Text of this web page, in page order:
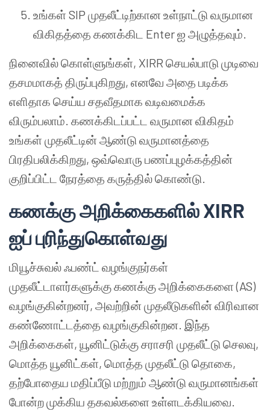
உங்கள் SIP முதலீட்டிற்கான உள்நாட்டு வருமான
விகிதத்தை கணக்கிட Enter ஐ அழுத்தவும்.
நினைவில் கொள்ளுங்கள், XIRR செயல்பாடு முடிவை
தசமமாகத் திருப்புகிறது, எனவே அதை படிக்க
எளிதாக செய்ய சதவீதமாக வடிவமைக்க
விரும்பலாம். கணக்கிடப்பட்ட வருமான விகிதம்
உங்கள் முதலீட்டின் ஆண்டு வருமானத்தை
பிரதிபலிக்கிறது, ஒவ்வொரு பணப்புழக்கத்தின்
குறிப்பிட்ட நேரத்தை கருத்தில் கொண்டு.
கணக்கு அறிக்கைகளில் XIRR
ஐப் புரிந்துகொள்வது
மியூச்சுவல் ஃபண்ட் வழங்குநர்கள்
முதலீட்டாளர்களுக்கு கணக்கு அறிக்கைகளை (AS)
வழங்குகின்றனர், அவற்றின் முதலீடுகளின் விரிவான
கண்ணோட்டத்தை வழங்குகின்றன. இந்த
அறிக்கைகள், யூனிட்டுக்கு சராசரி முதலீட்டு செலவு,
மொத்த யூனிட்கள், மொத்த முதலீட்டு தொகை,
தற்போதைய மதிப்பீடு மற்றும் ஆண்டு வருமானங்கள்
போன்ற முக்கிய தகவல்களை உள்ளடக்கியவை.